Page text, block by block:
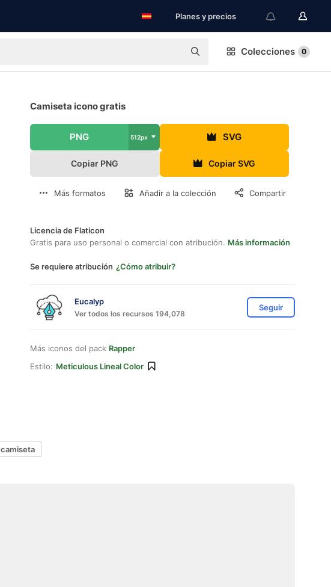
Planes y precios
Colecciones 0
Camiseta icono gratis
PNG 512px SVG
Copiar PNG Copiar SVG
Más formatos Añadir a la colección Compartir
Licencia de Flaticon
Gratis para uso personal o comercial con atribución. Más información
Se requiere atribución ¿Cómo atribuir?
Eucalyp
Ver todos los recursos 194,078
Seguir
Más iconos del pack Rapper
Estilo: Meticulous Lineal Color
camiseta